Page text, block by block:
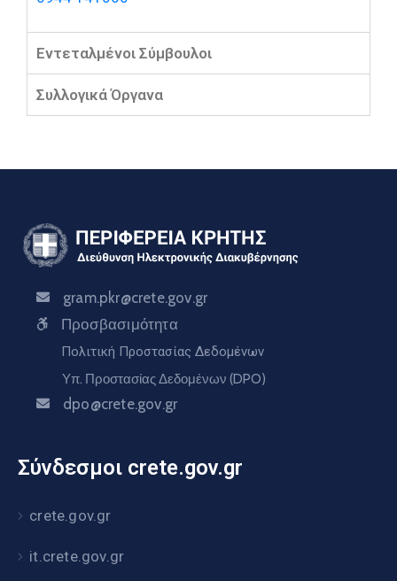
Εντεταλμένοι Σύμβουλοι
Συλλογικά Όργανα
gram.pkr@crete.gov.gr
Προσβασιμότητα
Πολιτική Προστασίας Δεδομένων
Υπ. Προστασίας Δεδομένων (DPO)
dpo@crete.gov.gr
Σύνδεσμοι crete.gov.gr
crete.gov.gr
it.crete.gov.gr